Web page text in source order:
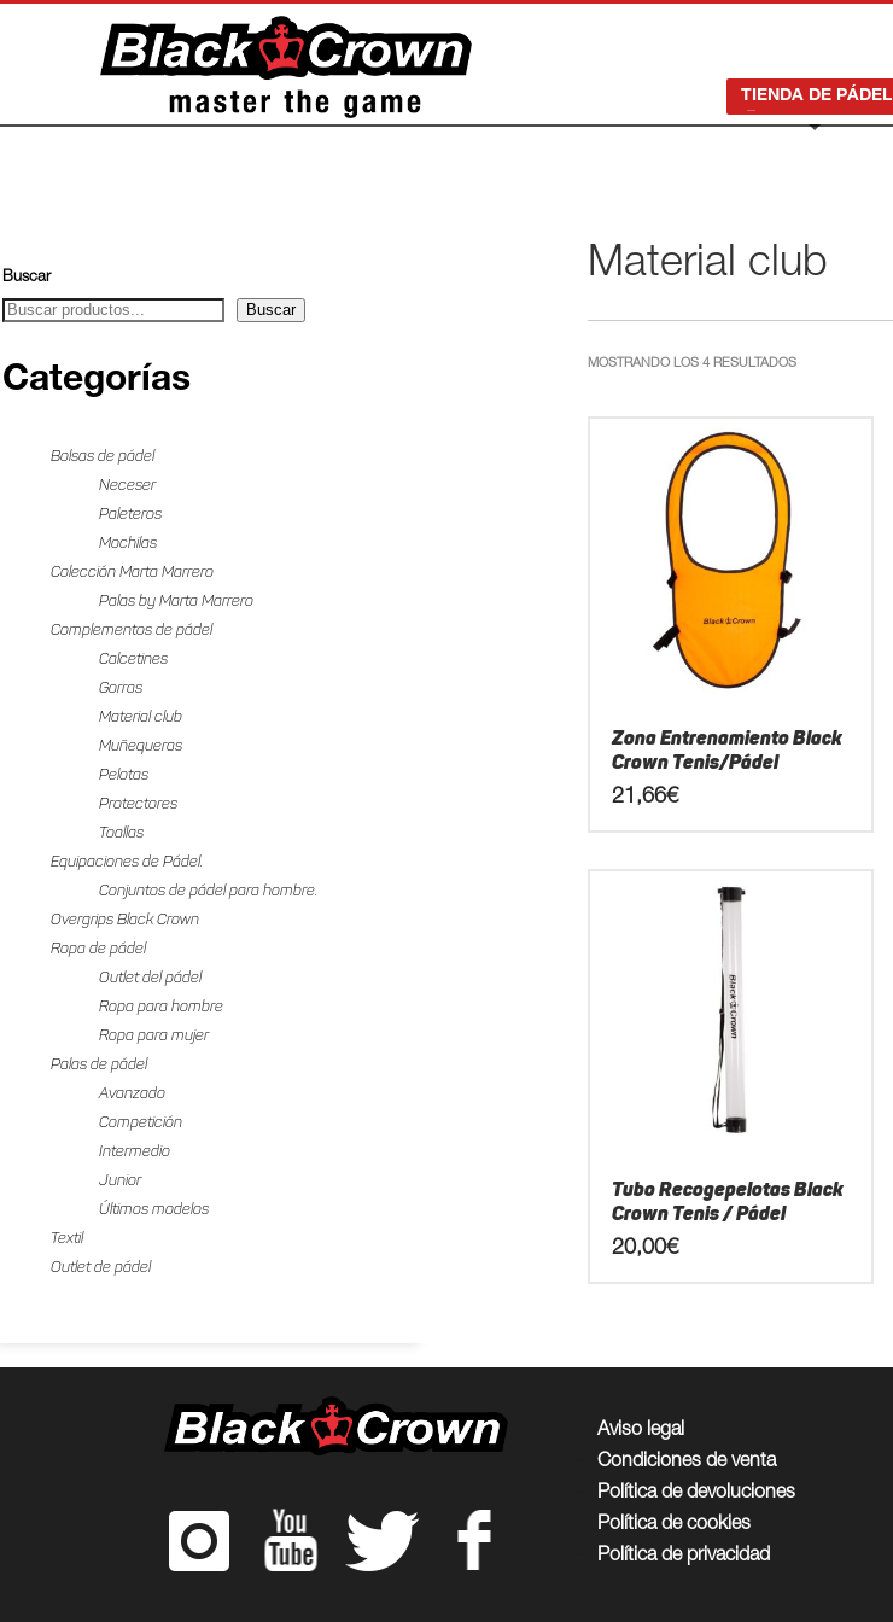
TIENDA DE PÁDEL
Material club
MOSTRANDO LOS 4 RESULTADOSORDENADO
Zona Entrenamiento Black
Crown Tenis/Pádel
21,66€
Tubo Recogepelotas Black
Crown Tenis / Pádel
20,00€
Las
opciones
se
en
Buscar
Buscar
Categorías
Bolsas de pádel
Neceser
Paleteros
Mochilas
Colección Marta Marrero
Palas by Marta Marrero
Complementos de pádel
Calcetines
Gorras
Material club
Muñequeras
Pelotas
Protectores
Toallas
Equipaciones de Pádel.
Conjuntos de pádel para hombre.
Overgrips Black Crown
Ropa de pádel
Outlet del pádel
Ropa para hombre
Ropa para mujer
Palas de pádel
Avanzado
Competición
Intermedio
Junior
Últimos modelos
Textil
Outlet de pádel
Aviso legal
Condiciones de venta
Política de devoluciones
Política de cookies
Política de privacidad